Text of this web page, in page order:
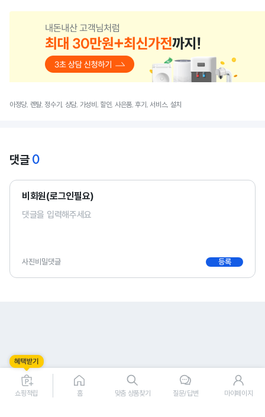
아정당, 렌탈, 정수기, 상담, 가성비, 할인, 사은품, 후기, 서비스, 설치
댓글 0
비회원(로그인필요)
사진비밀댓글 등록
0
쇼핑적립 홈 맞춤 상품찾기 질문/답변 마이페이지